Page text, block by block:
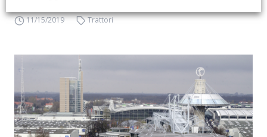
11/15/2019 Trattori